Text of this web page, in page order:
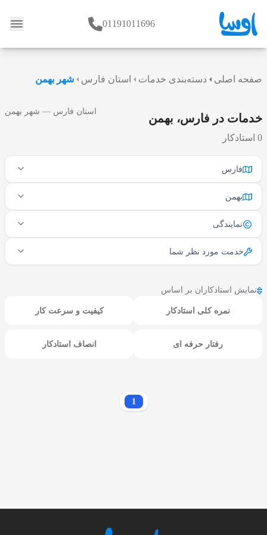
وبلاگ 01191011696
صفحه اصلی دسته‌بندی خدمات استان فارس شهر بهمن
خدمات در فارس، بهمن
0 استادکار
استان فارس — شهر بهمن
فارس
بهمن
نمایندگی
خدمت مورد نظر شما
نمایش استادکاران بر اساس
نمره کلی استادکار کیفیت و سرعت کار
رفتار حرفه ای انصاف استادکار
1